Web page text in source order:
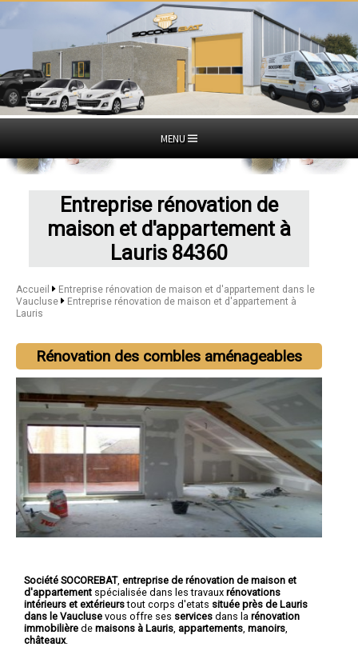
MENU
Entreprise rénovation de
maison et d'appartement à
Lauris 84360
Accueil
Entreprise rénovation de maison et d'appartement dans le
Vaucluse
Entreprise rénovation de maison et d'appartement à
Lauris
Rénovation des combles aménageables
Société SOCOREBAT, entreprise de rénovation de maison et
d'appartement spécialisée dans les travaux rénovations
intérieurs et extérieurstout corps d'etats située près de Lauris
dans le Vaucluse vous offre ses services dans la rénovation
immobilière de maisons à Lauris appartements manoirs
châteaux.